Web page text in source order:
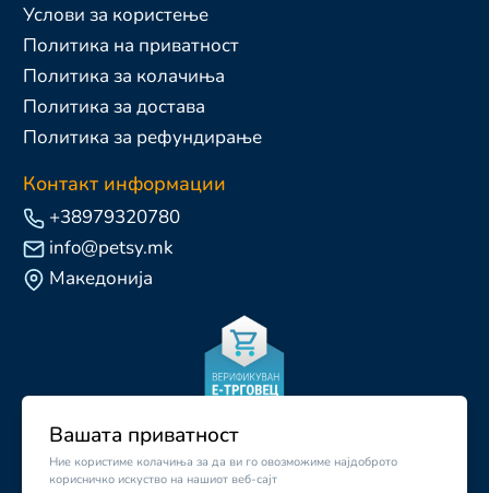
Вашата приватност
Ние користиме колачиња за да ви го овозможиме најдоброто
корисничко искуство на нашиот веб-сајт
Услови за користење
Политика на приватност
Политика за колачиња
Политика за достава
Политика за рефундирање
Контакт информации
+38979320780
info@petsy.mk
Македонија